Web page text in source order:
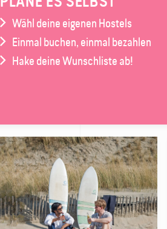
Wähl deine eigenen Hostels
Einmal buchen, einmal bezahlen
Hake deine Wunschliste ab!